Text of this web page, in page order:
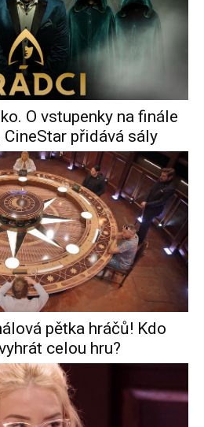
O vstupenky na finále
přidává sály
pětka hráčů! Kdo
celou hru?